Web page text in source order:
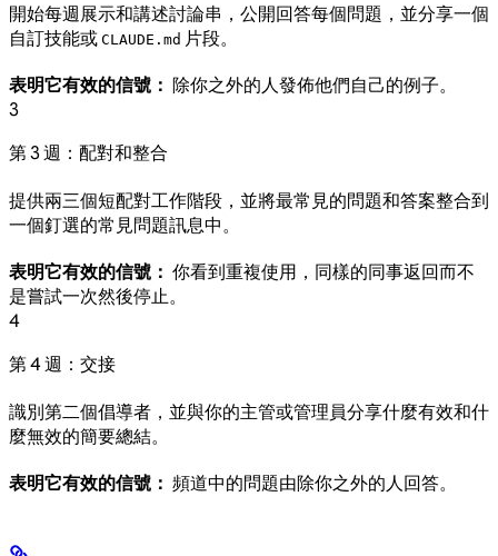
開始每週展示和講述討論串，公開回答每個問題，並分享一個
自訂技能或 CLAUDE.md 片段。
表明它有效的信號： 除你之外的人發佈他們自己的例子。
3
第 3 週：配對和整合
提供兩三個短配對工作階段，並將最常見的問題和答案整合到
一個釘選的常見問題訊息中。
表明它有效的信號： 你看到重複使用，同樣的同事返回而不
是嘗試一次然後停止。
4
第 4 週：交接
識別第二個倡導者，並與你的主管或管理員分享什麼有效和什
麼無效的簡要總結。
表明它有效的信號： 頻道中的問題由除你之外的人回答。